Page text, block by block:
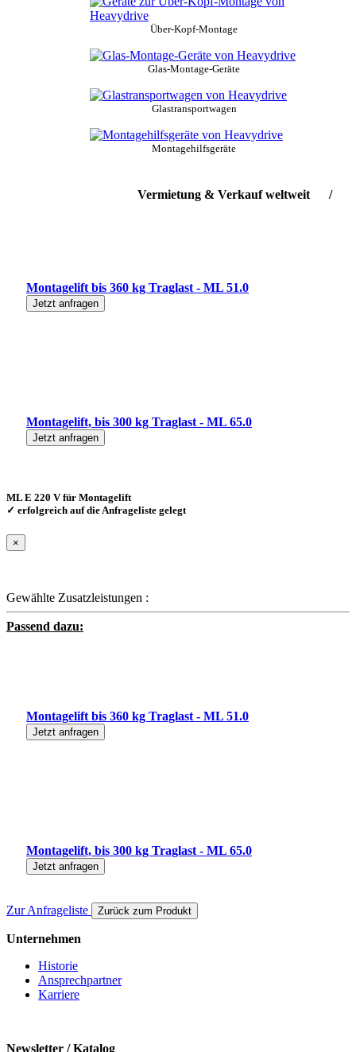
Über-Kopf-Montage
Glas-Montage-Geräte
Glastransportwagen
Montagehilfsgeräte
Vermietung & Verkauf weltweit /
Montagelift bis 360 kg Traglast - ML 51.0
Jetzt anfragen
Montagelift, bis 300 kg Traglast - ML 65.0
Jetzt anfragen
ML E 220 V für Montagelift
✓ erfolgreich auf die Anfrageliste gelegt
×
Gewählte Zusatzleistungen :
Passend dazu:
Montagelift bis 360 kg Traglast - ML 51.0
Jetzt anfragen
Montagelift, bis 300 kg Traglast - ML 65.0
Jetzt anfragen
Zur Anfrageliste Zurück zum Produkt
Unternehmen
Historie
Ansprechpartner
Karriere
Newsletter / Katalog